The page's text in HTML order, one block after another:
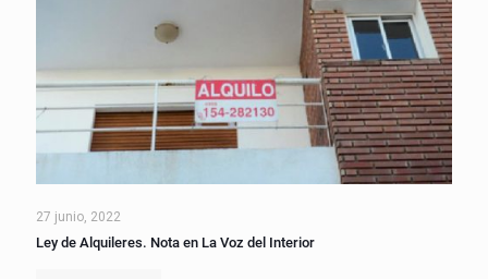
27 junio, 2022
Ley de Alquileres. Nota en La Voz del Interior